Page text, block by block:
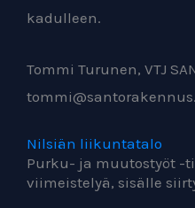
kadulleen.
Tommi Turunen, VTJ
Nilsiän liikuntatalo
Purku- ja muutostyöt -
viimeistelyä, sisälle